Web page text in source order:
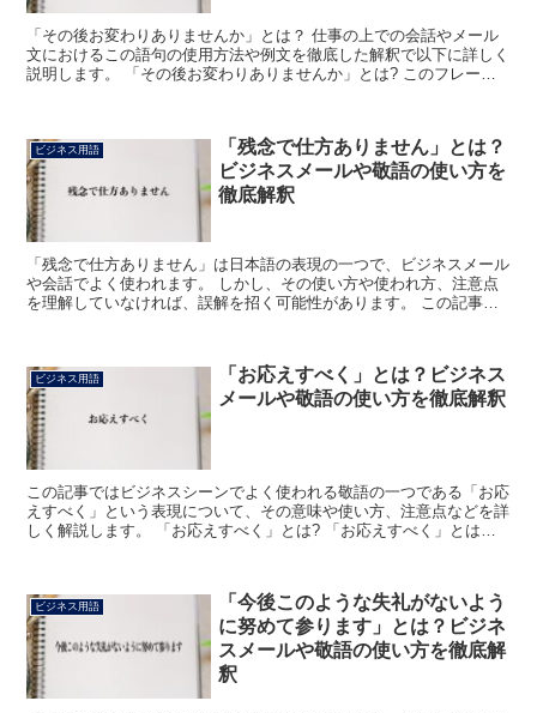
「その後お変わりありませんか」とは？ 仕事の上での会話やメール
文におけるこの語句の使用方法や例文を徹底した解釈で以下に詳しく
説明します。 「その後お変わりありませんか」とは? このフレーズ
ビジネス用語
「残念で仕方ありません」とは？
ビジネスメールや敬語の使い方を
徹底解釈
「残念で仕方ありません」は日本語の表現の一つで、ビジネスメール
や会話でよく使われます。 しかし、その使い方や使われ方、注意点
を理解していなければ、誤解を招く可能性があります。 この記事で
ビジネス用語
「お応えすべく」とは？ビジネス
メールや敬語の使い方を徹底解釈
この記事ではビジネスシーンでよく使われる敬語の一つである「お応
えすべく」という表現について、その意味や使い方、注意点などを詳
しく解説します。 「お応えすべく」とは? 「お応えすべく」とは、
ビジネス用語
「今後このような失礼がないよう
に努めて参ります」とは？ビジネ
スメールや敬語の使い方を徹底解
釈